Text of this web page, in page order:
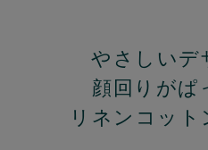
やさしいデ
顔回りがぱ
リネンコット